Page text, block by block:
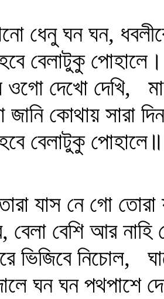
ধেনু ঘন ঘন,
বেলাটুকু পোহালে।
ওগো দেখো দেখি,
জানি কোথায় সারা
বেলাটুকু পোহালে॥
যাস নে গো তোরা
বেশি আর নাহি
ভিজিবে নিচোল,
ঘন ঘন পথপাশে